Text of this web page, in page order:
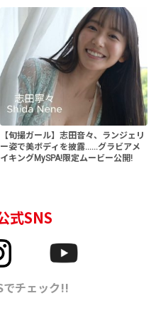
【旬撮ガール】志田音々、ランジェリ
ー姿で美ボディを披露......グラビアメ
イキングMySPA!限定ムービー公開!